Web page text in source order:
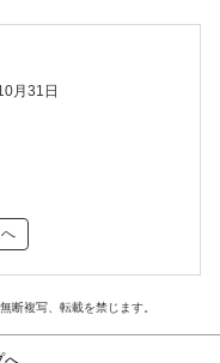
月31日
断複写、転載を禁じます。